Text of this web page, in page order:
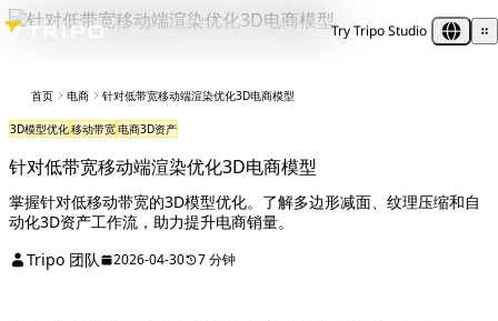
Try Tripo Studio
首页 电商 针对低带宽移动端渲染优化3D电商模型
3D模型优化移动带宽电商3D资产
针对低带宽移动端渲染优化3D电商模型
掌握针对低移动带宽的3D模型优化。了解多边形减面、纹理压缩和自
动化3D资产工作流，助力提升电商销量。
Tripo 团队
2026-04-30 7 分钟